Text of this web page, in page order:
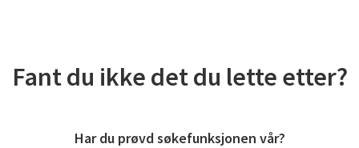
Fant du ikke det du lette etter?
Har du prøvd søkefunksjonen vår?